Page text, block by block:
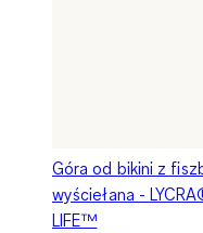
Góra od bikini z
wyściełana -
LIFE™